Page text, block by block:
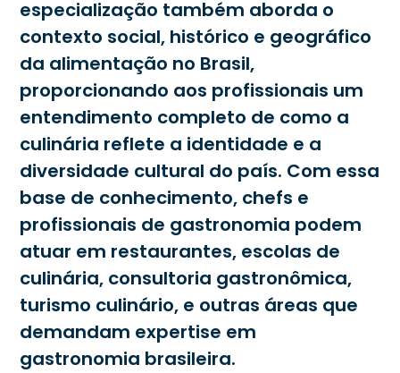
especialização também aborda o
contexto social, histórico e geográfico
da alimentação no Brasil,
proporcionando aos profissionais um
entendimento completo de como a
culinária reflete a identidade e a
diversidade cultural do país. Com essa
base de conhecimento, chefs e
profissionais de gastronomia podem
atuar em restaurantes, escolas de
culinária, consultoria gastronômica,
turismo culinário, e outras áreas que
demandam expertise em
gastronomia brasileira.